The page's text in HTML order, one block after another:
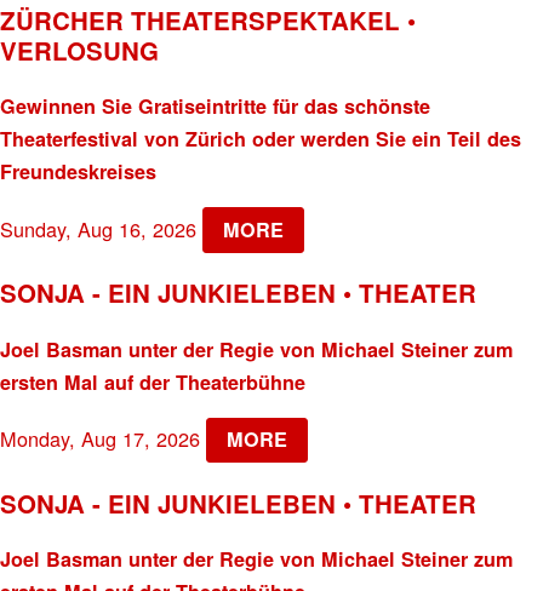
ZÜRCHER THEATERSPEKTAKEL •
VERLOSUNG
Gewinnen Sie Gratiseintritte für das schönste
Theaterfestival von Zürich oder werden Sie ein Teil des
Freundeskreises
Sunday, Aug 16, 2026 MORE
SONJA - EIN JUNKIELEBEN • THEATER
Joel Basman unter der Regie von Michael Steiner zum
ersten Mal auf der Theaterbühne
Monday, Aug 17, 2026 MORE
SONJA - EIN JUNKIELEBEN • THEATER
Joel Basman unter der Regie von Michael Steiner zum